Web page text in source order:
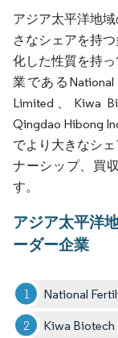
アジア太平洋地
さなシェアを持
化した性質を持
業であるNational
Limited、Kiwa
Qingdao Hibong
でより大きなシ
ナーシップ、買
す。
アジア太平洋
ーダー企業
National
Kiwa Biotech